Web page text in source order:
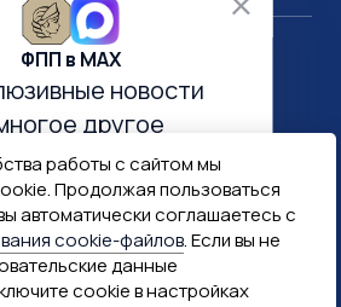
работы с сайтом мы
Продолжая пользоваться
автоматически соглашаетесь с
cookie-файлов. Если вы не
данные
cookie в настройках
России
Госключ
ФПП в МАХ
новости
другое